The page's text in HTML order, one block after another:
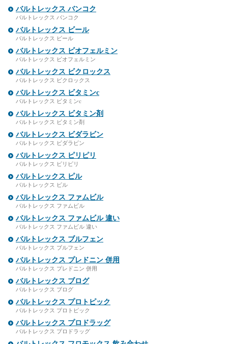
バルトレックス バンコク
バルトレックス バンコク
バルトレックス ビール
バルトレックス ビール
バルトレックス ビオフェルミン
バルトレックス ビオフェルミン
バルトレックス ビクロックス
バルトレックス ビクロックス
バルトレックス ビタミンc
バルトレックス ビタミンc
バルトレックス ビタミン剤
バルトレックス ビタミン剤
バルトレックス ビダラビン
バルトレックス ビダラビン
バルトレックス ピリピリ
バルトレックス ピリピリ
バルトレックス ピル
バルトレックス ピル
バルトレックス ファムビル
バルトレックス ファムビル
バルトレックス ファムビル 違い
バルトレックス ファムビル 違い
バルトレックス ブルフェン
バルトレックス ブルフェン
バルトレックス プレドニン 併用
バルトレックス プレドニン 併用
バルトレックス ブログ
バルトレックス ブログ
バルトレックス プロトピック
バルトレックス プロトピック
バルトレックス プロドラッグ
バルトレックス プロドラッグ